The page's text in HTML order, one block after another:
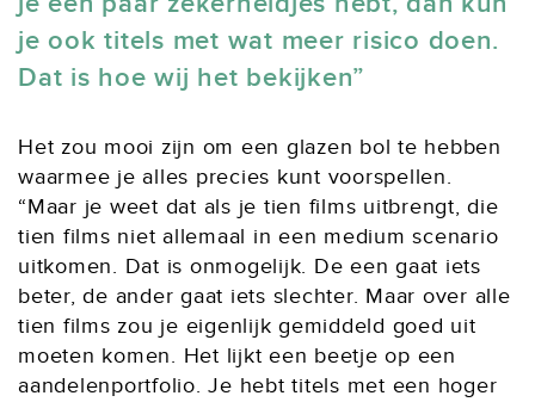
je ook titels met wat meer risico doen.
Dat is hoe wij het bekijken
Het zou mooi zijn om een glazen bol te hebben
waarmee je alles precies kunt voorspellen.
“Maar je weet dat als je tien films uitbrengt, die
tien films niet allemaal in een medium scenario
uitkomen. Dat is onmogelijk. De een gaat iets
beter, de ander gaat iets slechter. Maar over alle
tien films zou je eigenlijk gemiddeld goed uit
moeten komen. Het lijkt een beetje op een
aandelenportfolio. Je hebt titels met een hoger